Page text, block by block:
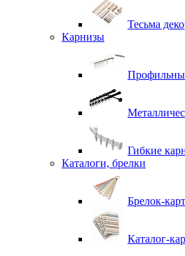
Тесьма
Карнизы
Гибкие
Каталоги, брелки
Брелок-
Каталог-